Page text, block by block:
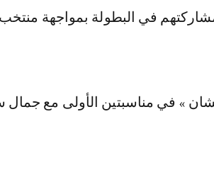
في البطولة بمواجهة منتخب
» في مناسبتين الأولى مع جمال